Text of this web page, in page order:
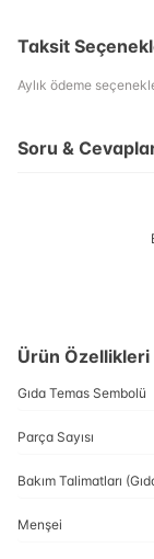
Taksit
Aylık ödeme
Soru &
Ürün Özellikleri
Gıda Temas Sembolü
Parça Sayısı
Bakım Talimatları
Menşei